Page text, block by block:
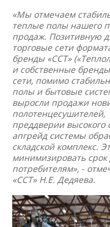
«Мы отмечаем
теплые полы нашего
продаж. Позитивную
торговые сети
бренды «ССТ»
и собственные
сети, помимо
полы и бытовые
выросли продажи
полотенцесушителей,
преддверии
апгрейд системы
складской комплекс.
минимизировать
потребителям», -
«ССТ» Н.Е. Дедяева.